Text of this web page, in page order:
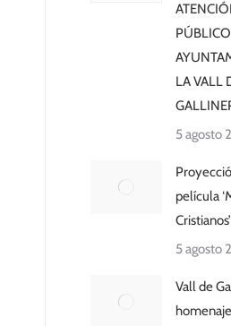
PÚBLICO
LA VALL
5 agosto
película
Cristianos’
5 agosto
Vall de